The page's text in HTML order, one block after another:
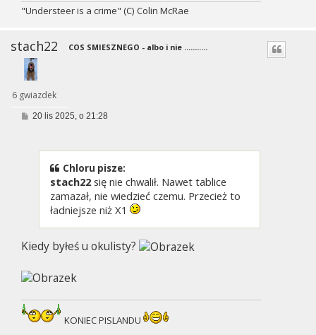
"Understeer is a crime" (C) Colin McRae
stach22
6 gwiazdek
COS SMIESZNEGO - albo i nie ...........
P20 lis 2025, o 21:28
Chloru pisze:
stach22 się nie chwalił. Nawet tablice
zamazał, nie wiedzieć czemu. Przecież to
ładniejsze niż X1
Kiedy byłeś u okulisty?
KONIEC PISLANDU